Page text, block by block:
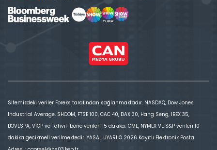
Sitemizdeki veriler Foreks tarafından sağlanmaktadır. NASDAQ, Dow Jones
Industrial Average, SHCOM, FTSE 100, CAC 40, DAX 30, Hang Seng, IBEX 35,
BOVESPA, VİOP ve Tahvil-bono verileri 15 dakika; CME, NYMEX VE S&P verileri 10
dakika gecikmeli verilmektedir. YASAL UYARI © 2026 Kayıtlı Elektronik Posta